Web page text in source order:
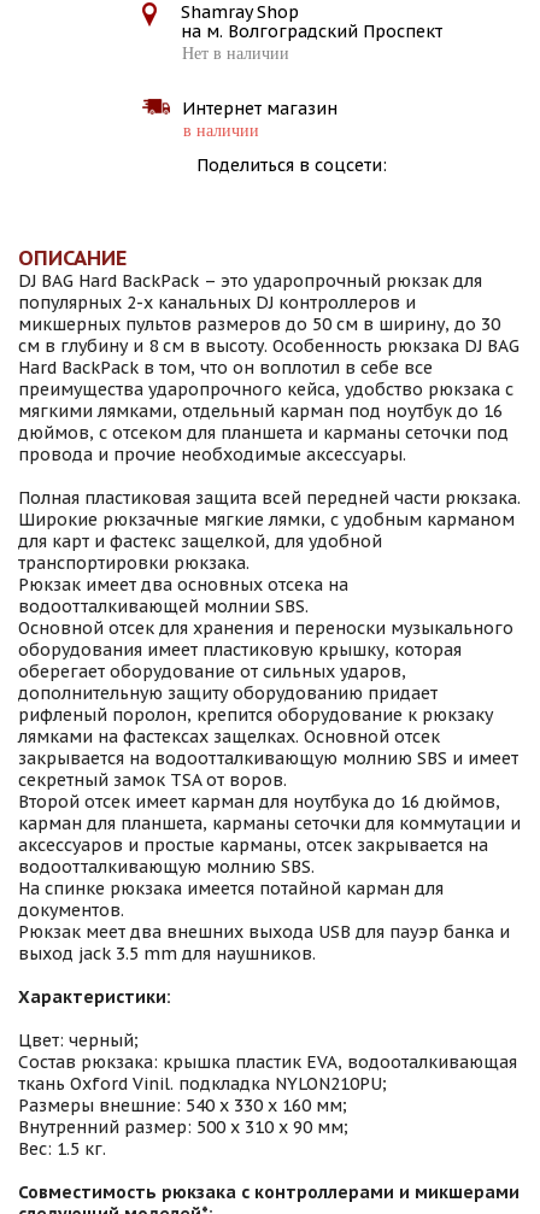
Shamray Shop
на м. Волгоградский Проспект
Нет в наличии
Интернет магазин
в наличии
Поделиться в соцсети:
ОПИСАНИЕ
DJ BAG Hard BackPack – это ударопрочный рюкзак для
популярных 2-х канальных DJ контроллеров и
микшерных пультов размеров до 50 см в ширину, до 30
см в глубину и 8 см в высоту. Особенность рюкзака DJ BAG
Hard BackPack в том, что он воплотил в себе все
преимущества ударопрочного кейса, удобство рюкзака с
мягкими лямками, отдельный карман под ноутбук до 16
дюймов, с отсеком для планшета и карманы сеточки под
провода и прочие необходимые аксессуары.
Полная пластиковая защита всей передней части рюкзака.
Широкие рюкзачные мягкие лямки, с удобным карманом
для карт и фастекс защелкой, для удобной
транспортировки рюкзака.
Рюкзак имеет два основных отсека на
водоотталкивающей молнии SBS.
Основной отсек для хранения и переноски музыкального
оборудования имеет пластиковую крышку, которая
оберегает оборудование от сильных ударов,
дополнительную защиту оборудованию придает
рифленый поролон, крепится оборудование к рюкзаку
лямками на фастексах защелках. Основной отсек
закрывается на водоотталкивающую молнию SBS и имеет
секретный замок TSA от воров.
Второй отсек имеет карман для ноутбука до 16 дюймов,
карман для планшета, карманы сеточки для коммутации и
аксессуаров и простые карманы, отсек закрывается на
водоотталкивающую молнию SBS.
На спинке рюкзака имеется потайной карман для
документов.
Рюкзак меет два внешних выхода USB для пауэр банка и
выход jack 3.5 mm для наушников.
Характеристики:
Цвет: черный;
Состав рюкзака: крышка пластик EVA, водооталкивающая
ткань Oxford Vinil. подкладка NYLON210PU;
Размеры внешние: 540 х 330 х 160 мм;
Внутренний размер: 500 х 310 х 90 мм;
Вес: 1.5 кг.
Совместимость рюкзака с контроллерами и микшерами